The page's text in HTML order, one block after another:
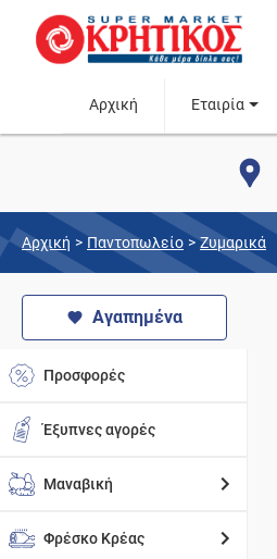
Αρχική Εταιρία
Αρχική > Παντοπωλείο > Ζυμαρικά
Αγαπημένα
Προσφορές
Έξυπνες αγορές
Μαναβική
Φρέσκο Κρέας